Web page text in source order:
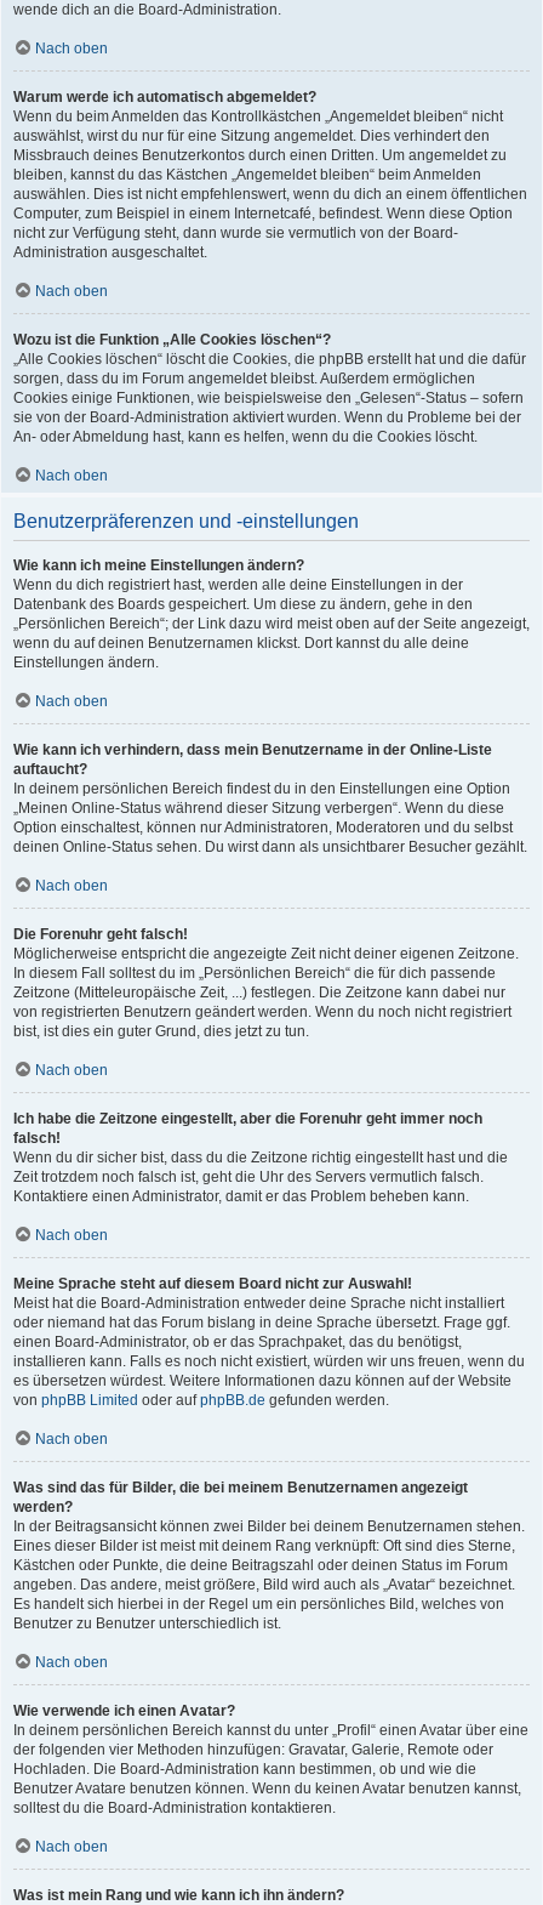
wende dich an die Board-Administration.
Nach oben
Warum werde ich automatisch abgemeldet?
Wenn du beim Anmelden das Kontrollkästchen „Angemeldet bleiben“ nicht
auswählst, wirst du nur für eine Sitzung angemeldet. Dies verhindert den
Missbrauch deines Benutzerkontos durch einen Dritten. Um angemeldet zu
bleiben, kannst du das Kästchen „Angemeldet bleiben“ beim Anmelden
auswählen. Dies ist nicht empfehlenswert, wenn du dich an einem öffentlichen
Computer, zum Beispiel in einem Internetcafé, befindest. Wenn diese Option
nicht zur Verfügung steht, dann wurde sie vermutlich von der Board-
Administration ausgeschaltet.
Nach oben
Wozu ist die Funktion „Alle Cookies löschen“?
„Alle Cookies löschen“ löscht die Cookies, die phpBB erstellt hat und die dafür
sorgen, dass du im Forum angemeldet bleibst. Außerdem ermöglichen
Cookies einige Funktionen, wie beispielsweise den „Gelesen“-Status – sofern
sie von der Board-Administration aktiviert wurden. Wenn du Probleme bei der
An- oder Abmeldung hast, kann es helfen, wenn du die Cookies löscht.
Nach oben
Benutzerpräferenzen und -einstellungen
Wie kann ich meine Einstellungen ändern?
Wenn du dich registriert hast, werden alle deine Einstellungen in der
Datenbank des Boards gespeichert. Um diese zu ändern, gehe in den
„Persönlichen Bereich“; der Link dazu wird meist oben auf der Seite angezeigt,
wenn du auf deinen Benutzernamen klickst. Dort kannst du alle deine
Einstellungen ändern.
Nach oben
Wie kann ich verhindern, dass mein Benutzername in der Online-Liste
auftaucht?
In deinem persönlichen Bereich findest du in den Einstellungen eine Option
„Meinen Online-Status während dieser Sitzung verbergen“. Wenn du diese
Option einschaltest, können nur Administratoren, Moderatoren und du selbst
deinen Online-Status sehen. Du wirst dann als unsichtbarer Besucher gezählt.
Nach oben
Die Forenuhr geht falsch!
Möglicherweise entspricht die angezeigte Zeit nicht deiner eigenen Zeitzone.
In diesem Fall solltest du im „Persönlichen Bereich“ die für dich passende
Zeitzone (Mitteleuropäische Zeit, ...) festlegen. Die Zeitzone kann dabei nur
von registrierten Benutzern geändert werden. Wenn du noch nicht registriert
bist, ist dies ein guter Grund, dies jetzt zu tun.
Nach oben
Ich habe die Zeitzone eingestellt, aber die Forenuhr geht immer noch
falsch!
Wenn du dir sicher bist, dass du die Zeitzone richtig eingestellt hast und die
Zeit trotzdem noch falsch ist, geht die Uhr des Servers vermutlich falsch.
Kontaktiere einen Administrator, damit er das Problem beheben kann.
Nach oben
Meine Sprache steht auf diesem Board nicht zur Auswahl!
Meist hat die Board-Administration entweder deine Sprache nicht installiert
oder niemand hat das Forum bislang in deine Sprache übersetzt. Frage ggf.
einen Board-Administrator, ob er das Sprachpaket, das du benötigst,
installieren kann. Falls es noch nicht existiert, würden wir uns freuen, wenn du
es übersetzen würdest. Weitere Informationen dazu können auf der Website
von phpBB Limited oder aufphpBB.de gefunden werden.
Nach oben
Was sind das für Bilder, die bei meinem Benutzernamen angezeigt
werden?
In der Beitragsansicht können zwei Bilder bei deinem Benutzernamen stehen.
Eines dieser Bilder ist meist mit deinem Rang verknüpft: Oft sind dies Sterne,
Kästchen oder Punkte, die deine Beitragszahl oder deinen Status im Forum
angeben. Das andere, meist größere, Bild wird auch als „Avatar“ bezeichnet.
Es handelt sich hierbei in der Regel um ein persönliches Bild, welches von
Benutzer zu Benutzer unterschiedlich ist.
Nach oben
Wie verwende ich einen Avatar?
In deinem persönlichen Bereich kannst du unter „Profil“ einen Avatar über eine
der folgenden vier Methoden hinzufügen: Gravatar, Galerie, Remote oder
Hochladen. Die Board-Administration kann bestimmen, ob und wie die
Benutzer Avatare benutzen können. Wenn du keinen Avatar benutzen kannst,
solltest du die Board-Administration kontaktieren.
Nach oben
Was ist mein Rang und wie kann ich ihn ändern?